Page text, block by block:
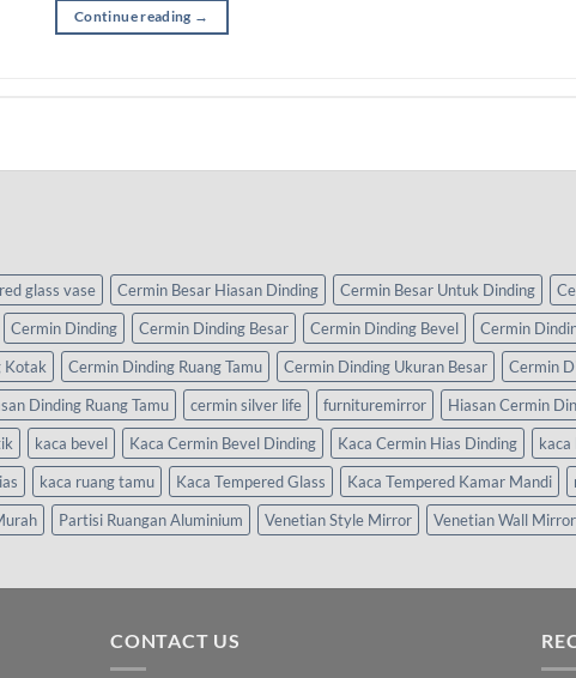
Continue reading →
glass vase Cermin Besar Hiasan Dinding Cermin Besar Untuk Dinding
Cermin Dinding Cermin Dinding Besar Cermin Dinding Bevel
Cermin
Kotak Cermin Dinding Ruang Tamu Cermin Dinding Ukuran Besar
Cermin
Dinding Ruang Tamu cermin silver life furnituremirror
Hiasan Cermin
kaca bevel Kaca Cermin Bevel Dinding Kaca Cermin Hias Dinding
kaca
kaca ruang tamu Kaca Tempered Glass Kaca Tempered Kamar Mandi
Partisi Ruangan Aluminium Venetian Style Mirror Venetian Wall Mirror
CONTACT US